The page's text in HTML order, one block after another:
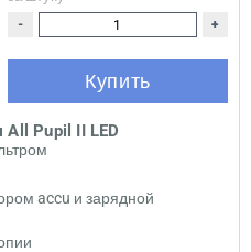
Pupil II LED
accu и зарядной
- +
Купить